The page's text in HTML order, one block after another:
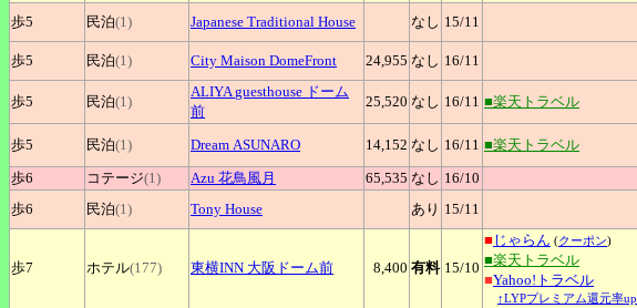
歩5 民泊(1) Japanese Traditional House なし 15/11
歩5 民泊(1) City Maison DomeFront 24,955 なし 16/11
歩5 民泊(1)
ALIYAguesthouse ドーム
前
25,520 なし 16/11 ■楽天トラベル
歩5 民泊(1) Dream ASUNARO 14,152 なし 16/11 ■楽天トラベル
歩6
コテージ(1) Azu 花鳥風月 65,535 なし 16/10
歩6
民泊(1) Tony House あり 15/11
歩7 ホテル(177) 東横INN 大阪ドーム前 8,400 有料 15/10
■ じゃらん (クーポン)
■楽天トラベル
■Yahoo!トラベル
↑LYPプレミアム還元率up